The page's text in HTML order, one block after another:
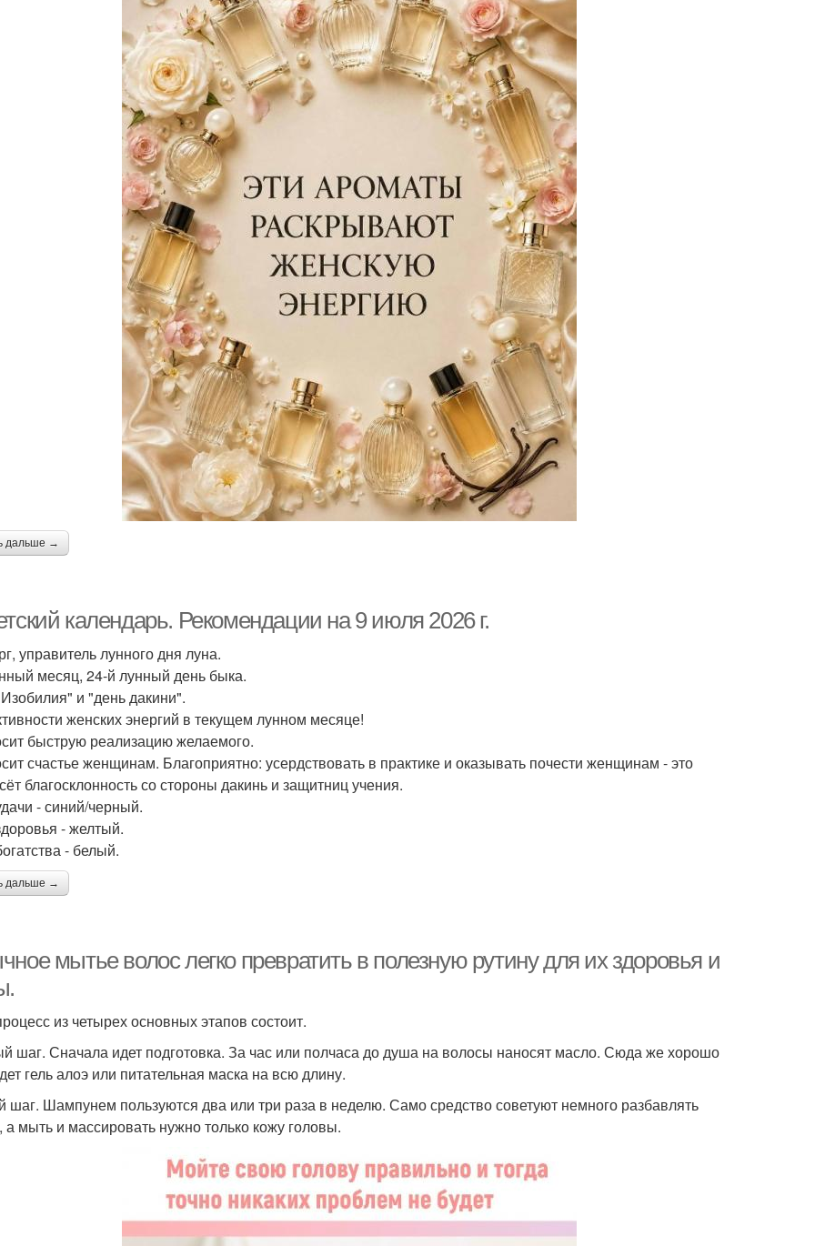
дальше →
календарь. Рекомендации на 9 июля 2026 г.
управитель лунного дня луна.
месяц, 24-й лунный день быка.
и "день дакини".
женских энергий в текущем лунном месяце!
быструю реализацию желаемого.
счастье женщинам. Благоприятно: усердствовать в практике и оказывать почести женщинам - это
благосклонность со стороны дакинь и защитниц учения.
- синий/черный.
- желтый.
- белый.
дальше →
мытье волос легко превратить в полезную рутину для их здоровья и
из четырех основных этапов состоит.
шаг. Сначала идет подготовка. За час или полчаса до душа на волосы наносят масло. Сюда же хорошо
гель алоэ или питательная маска на всю длину.
шаг. Шампунем пользуются два или три раза в неделю. Само средство советуют немного разбавлять
а мыть и массировать нужно только кожу головы.